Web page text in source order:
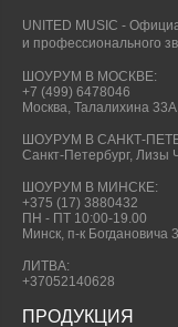
UNITED MUSIC -
и профессионального
ШОУРУМ В МОСКВЕ:
+7 (499) 6478046
Москва, Талалихина
ШОУРУМ В САНКТ-
Санкт-Петербург, Лизы
ШОУРУМ В МИНСКЕ:
+375 (17) 3880432
ПН - ПТ 10:00-19.00
Минск, п-к Богдановича
ЛИТВА:
+37052140628
ПРОДУКЦИЯ